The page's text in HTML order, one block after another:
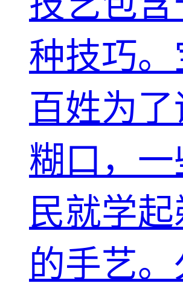
种技巧。
百姓为
糊口，一
民就学
的手艺。